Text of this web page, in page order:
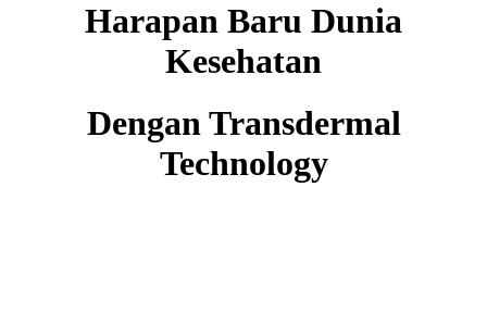
Harapan Baru Dunia
Kesehatan
Dengan Transdermal
Technology